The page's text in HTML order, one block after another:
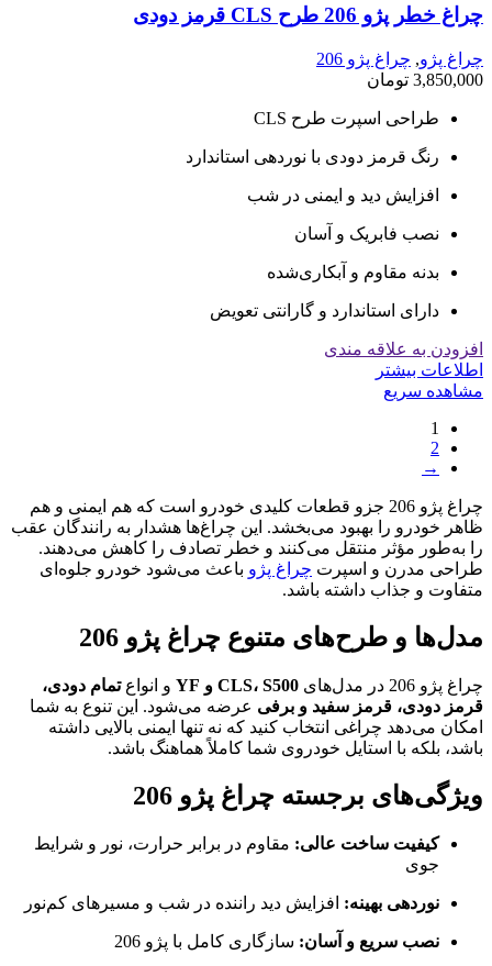
چراغ خطر پژو 206 طرح CLS قرمز دودی
چراغ پژو, چراغ پژو 206
3,850,000 تومان
طراحی اسپرت طرح CLS
رنگ قرمز دودی با نوردهی استاندارد
افزایش دید و ایمنی در شب
نصب فابریک و آسان
بدنه مقاوم و آبکاری‌شده
دارای استاندارد و گارانتی تعویض
افزودن به علاقه مندی
اطلاعات بیشتر
مشاهده سریع
1
2
→
چراغ پژو 206 جزو قطعات کلیدی خودرو است که هم ایمنی و هم
ظاهر خودرو را بهبود می‌بخشد. این چراغ‌ها هشدار به رانندگان عقب
را به‌طور مؤثر منتقل می‌کنند و خطر تصادف را کاهش می‌دهند.
طراحی مدرن و اسپرت چراغ پژو باعث می‌شود خودرو جلوه‌ای
متفاوت و جذاب داشته باشد.
مدل‌ها و طرح‌های متنوع چراغ پژو 206
چراغ پژو 206 در مدل‌های CLS، S500 و YF و انواعتمام دودی،
قرمز دودی، قرمز سفید و برفی عرضه می‌شود. این تنوع به شما
امکان می‌دهد چراغی انتخاب کنید که نه تنها ایمنی بالایی داشته
باشد، بلکه با استایل خودروی شما کاملاً هماهنگ باشد.
ویژگی‌های برجسته چراغ پژو 206
کیفیت ساخت عالی: مقاوم در برابر حرارت، نور و شرایط
جوی
نوردهی بهینه: افزایش دید راننده در شب و مسیرهای کم‌نور
نصب سریع و آسان: سازگاری کامل با پژو 206